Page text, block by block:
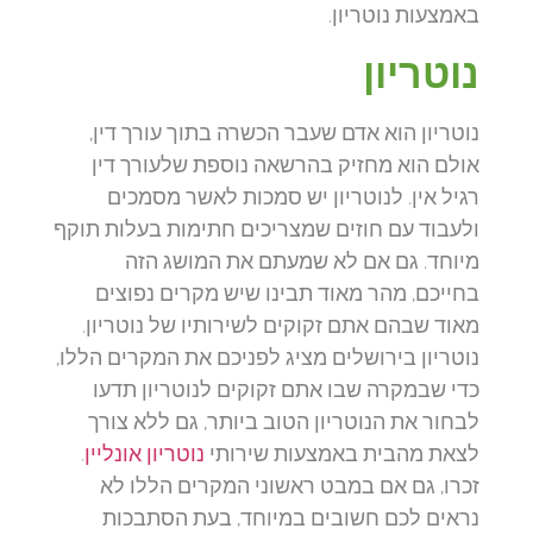
באמצעות נוטריון.
נוטריון
נוטריון הוא אדם שעבר הכשרה בתוך עורך דין,
אולם הוא מחזיק בהרשאה נוספת שלעורך דין
רגיל אין. לנוטריון יש סמכות לאשר מסמכים
ולעבוד עם חוזים שמצריכים חתימות בעלות תוקף
מיוחד. גם אם לא שמעתם את המושג הזה
בחייכם, מהר מאוד תבינו שיש מקרים נפוצים
מאוד שבהם אתם זקוקים לשירותיו של נוטריון.
נוטריון בירושלים מציג לפניכם את המקרים הללו,
כדי שבמקרה שבו אתם זקוקים לנוטריון תדעו
לבחור את הנוטריון הטוב ביותר, גם ללא צורך
לצאת מהבית באמצעות שירותינוטריון אונליין.
זכרו, גם אם במבט ראשוני המקרים הללו לא
נראים לכם חשובים במיוחד, בעת הסתבכות